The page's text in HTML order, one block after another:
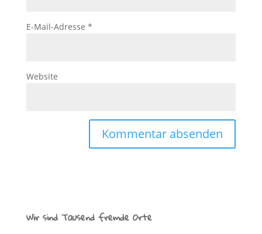
E-Mail-Adresse *
Website
Wir sind Tausend fremde Orte